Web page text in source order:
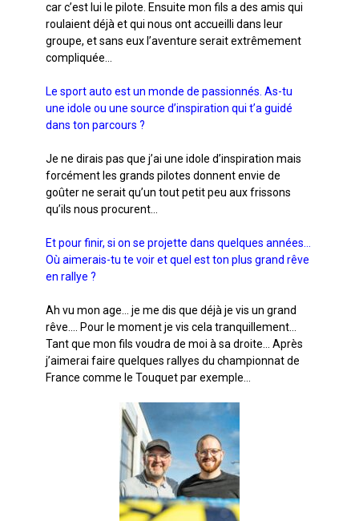
car c’est lui le pilote. Ensuite mon fils a des amis qui
roulaient déjà et qui nous ont accueilli dans leur
groupe, et sans eux l’aventure serait extrêmement
compliquée…
Le sport auto est un monde de passionnés. As-tu
une idole ou une source d’inspiration qui t’a guidé
dans ton parcours ?
Je ne dirais pas que j’ai une idole d’inspiration mais
forcément les grands pilotes donnent envie de
goûter ne serait qu’un tout petit peu aux frissons
qu’ils nous procurent…
Et pour finir, si on se projette dans quelques années…
Où aimerais-tu te voir et quel est ton plus grand rêve
en rallye ?
Ah vu mon age… je me dis que déjà je vis un grand
rêve…. Pour le moment je vis cela tranquillement…
Tant que mon fils voudra de moi à sa droite… Après
j’aimerai faire quelques rallyes du championnat de
France comme le Touquet par exemple…